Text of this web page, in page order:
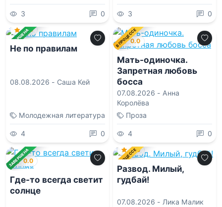
3 0 3 0
ЗАВЕРШЕНА
0.0
Не по правилам
08.08.2026 - Саша Кей
Молодежная литература
4 0
В ПРОЦЕССЕ
0.0
Мать-одиночка.
Запретная любовь
босса
07.08.2026 - Анна
Королёва
Проза
4 0
ЗАВЕРШЕНА
0.0
Где-то всегда светит
солнце
В ПРОЦЕССЕ
0.0
Развод. Милый,
гудбай!
07.08.2026 - Лика Малик